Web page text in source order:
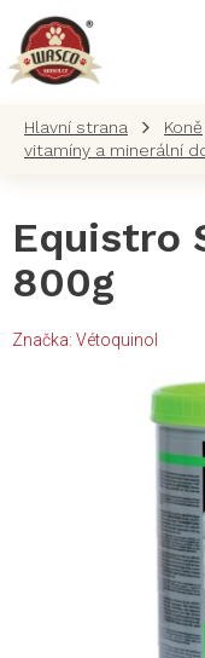
obsah
Koně
vitamíny a minerální
Equistro
800g
Značka: Vétoquinol